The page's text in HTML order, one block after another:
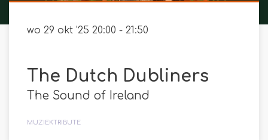
The Dutch Dubliners
The Sound of Ireland
wo 29 okt ’25 20:00 - 21:50
MUZIEKTRIBUTE